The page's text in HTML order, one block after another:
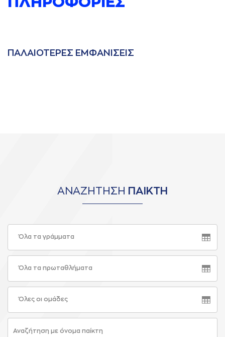
ΠAΛAΙΟΤΕΡΕΣ ΕΜΦAΝΙΣΕΙΣ
ΑΝΑΖΗΤΗΣΗ ΠΑΙΚΤΗ
Όλα τα γράμματα
Όλα τα πρωταθλήματα
Όλες οι ομάδες